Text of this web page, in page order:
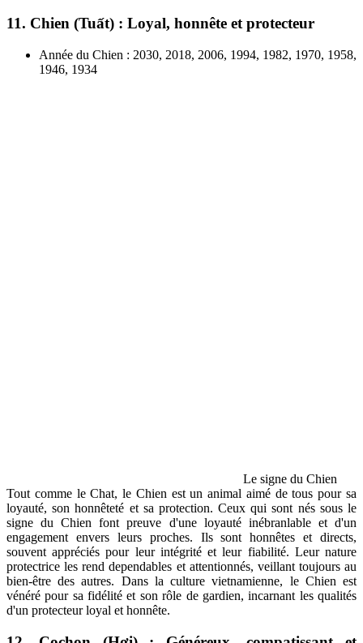
11. Chien (Tuất) : Loyal, honnête et protecteur
Année du Chien : 2030, 2018, 2006, 1994, 1982, 1970, 1958,
1946, 1934
Le signe du Chien
Tout comme le Chat, le Chien est un animal aimé de tous pour sa
loyauté, son honnêteté et sa protection. Ceux qui sont nés sous le
signe du Chien font preuve d'une loyauté inébranlable et d'un
engagement envers leurs proches. Ils sont honnêtes et directs,
souvent appréciés pour leur intégrité et leur fiabilité. Leur nature
protectrice les rend dependables et attentionnés, veillant toujours au
bien-être des autres. Dans la culture vietnamienne, le Chien est
vénéré pour sa fidélité et son rôle de gardien, incarnant les qualités
d'un protecteur loyal et honnête.